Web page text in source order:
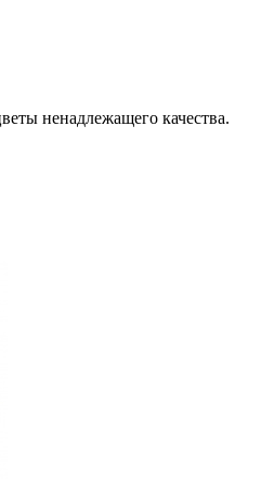
ненадлежащего качества.